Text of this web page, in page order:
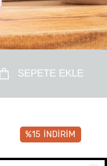
SEPETE EKLE
%15 İNDİRİM